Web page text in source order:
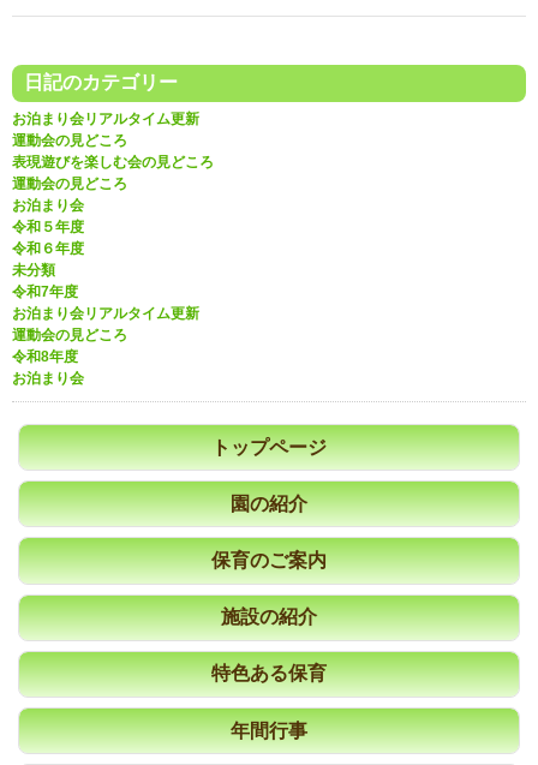
日記のカテゴリー
お泊まり会リアルタイム更新
運動会の見どころ
表現遊びを楽しむ会の見どころ
運動会の見どころ
お泊まり会
令和５年度
令和６年度
未分類
令和7年度
お泊まり会リアルタイム更新
運動会の見どころ
令和8年度
お泊まり会
トップページ
園の紹介
保育のご案内
施設の紹介
特色ある保育
年間行事